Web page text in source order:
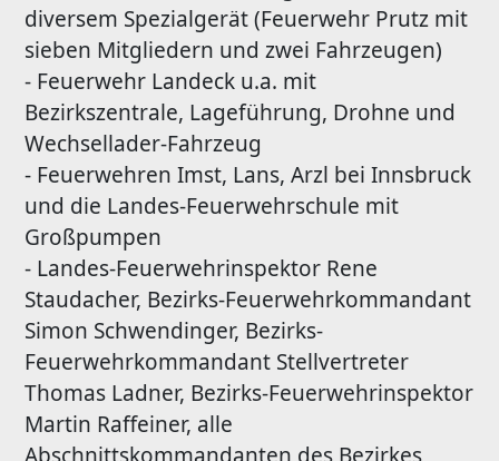
diversem Spezialgerät (Feuerwehr Prutz mit
sieben Mitgliedern und zwei Fahrzeugen)
- Feuerwehr Landeck u.a. mit
Bezirkszentrale, Lageführung, Drohne und
Wechsellader-Fahrzeug
- Feuerwehren Imst, Lans, Arzl bei Innsbruck
und die Landes-Feuerwehrschule mit
Großpumpen
- Landes-Feuerwehrinspektor Rene
Staudacher, Bezirks-Feuerwehrkommandant
Simon Schwendinger, Bezirks-
Feuerwehrkommandant Stellvertreter
Thomas Ladner, Bezirks-Feuerwehrinspektor
Martin Raffeiner, alle